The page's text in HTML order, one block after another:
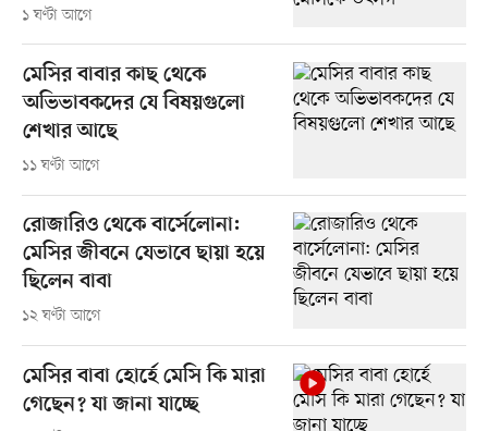
১ ঘণ্টা আগে
মেসির বাবার কাছ থেকে
অভিভাবকদের যে বিষয়গুলো
শেখার আছে
১১ ঘণ্টা আগে
রোজারিও থেকে বার্সেলোনা:
মেসির জীবনে যেভাবে ছায়া হয়ে
ছিলেন বাবা
১২ ঘণ্টা আগে
মেসির বাবা হোর্হে মেসি কি মারা
গেছেন? যা জানা যাচ্ছে